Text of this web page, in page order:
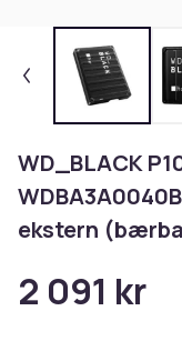
WD_BLACK
ekstern
2 091 kr